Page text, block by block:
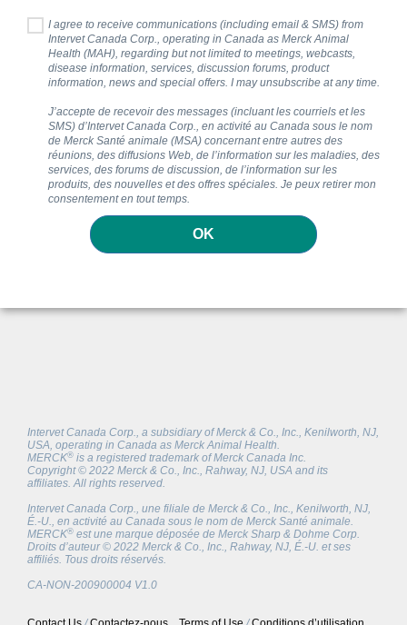
I agree to receive communications (including email & SMS) from
Intervet Canada Corp., operating in Canada as Merck Animal
Health (MAH), regarding but not limited to meetings, webcasts,
disease information, services, discussion forums, product
information, news and special offers. I may unsubscribe at any time.
J’accepte de recevoir des messages (incluant les courriels et les
SMS) d’Intervet Canada Corp., en activité au Canada sous le nom
de Merck Santé animale (MSA) concernant entre autres des
réunions, des diffusions Web, de l’information sur les maladies, des
services, des forums de discussion, de l’information sur les
produits, des nouvelles et des offres spéciales. Je peux retirer mon
consentement en tout temps.
OK
Intervet Canada Corp., a subsidiary of Merck & Co., Inc., Kenilworth, NJ,
USA, operating in Canada as Merck Animal Health.
MERCK® is a registered trademark of Merck Canada Inc.
Copyright © 2022 Merck & Co., Inc., Rahway, NJ, USA and its
affiliates. All rights reserved.
Intervet Canada Corp., une filiale de Merck & Co., Inc., Kenilworth, NJ,
É.-U., en activité au Canada sous le nom de Merck Santé animale.
MERCK® est une marque déposée de Merck Sharp & Dohme Corp.
Droits d’auteur © 2022 Merck & Co., Inc., Rahway, NJ, É.-U. et ses
affiliés. Tous droits réservés.
CA-NON-200900004 V1.0